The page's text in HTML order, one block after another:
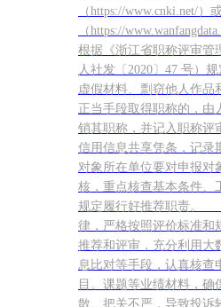
（https://www.cnki.net/
（https://
根据《浙江省职称评审管
人社发〔2020〕47 号）
虚假材料、剽窃他人作品
正当手段取得职称的，由
销其职称，并记入职称评
信用信息共享凭条，记
对象所在单位要对申报对
核，重点核查基本条件、
规定履行好推荐职责。
律，严格按照评价标准和
推荐和评审，充分利用大
息比对等手段，认真核查
目、课题等业绩材料，
散、把关不严，导致投诉